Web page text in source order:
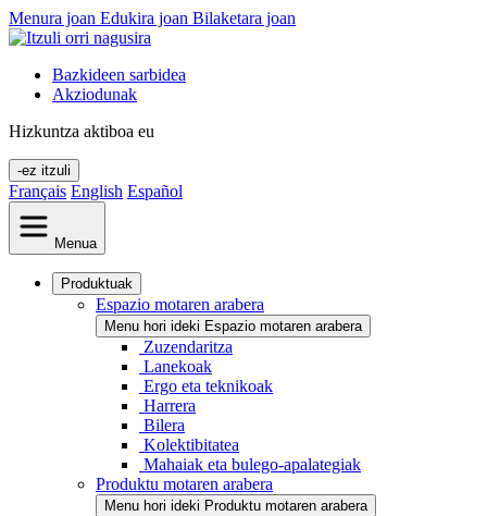
Menura joan Edukira joan Bilaketara joan
Bazkideen sarbidea
Akziodunak
Hizkuntza aktiboa eu
-ez itzuli
Français English Español
Menua
Produktuak
Espazio motaren arabera
Menu hori ideki Espazio motaren arabera
Zuzendaritza
Lanekoak
Ergo eta teknikoak
Harrera
Bilera
Kolektibitatea
Mahaiak eta bulego-apalategiak
Produktu motaren arabera
Menu hori ideki Produktu motaren arabera